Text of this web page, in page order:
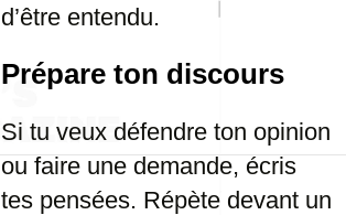
d’être entendu.
Prépare ton discours
Si tu veux défendre ton opinion
ou faire une demande, écris
tes pensées. Répète devant un